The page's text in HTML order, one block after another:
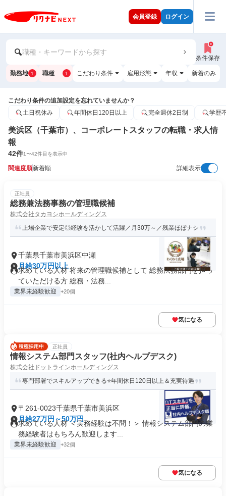
会員登録 ログイン
職種・キーワードから探す
条件保存
勤務地 1 職種 1 こだわり条件 雇用形態 年収 新着のみ
こだわり条件の追加設定を忘れていませんか？
土日祝休み
年間休日120日以上 完全週休2日制 学歴
美浜区（千葉市）、コーポレートスタッフの転職・求人情
報
42件1〜42件目を表示中
関連度順新着順 詳細表示
正社員
総務兼法務事務の管理職候補
株式会社タカヨシホールディングス
上場企業で安定◎経験を活かして活躍／月30万～／残業ほぼナシ
千葉県千葉市美浜区中瀬
月給30万円以上
求めている人材 将来の管理職候補として 総務法務部門を担っ
ていただける方 総務・法務...
業界未経験歓迎 +20個
気になる
正社員
情報システム部門スタッフ(社内ヘルプデスク)
株式会社ドットラインホールディングス
専門部署でスキルアップできる⭐年間休日120日以上＆充実待遇
〒261-0023千葉県千葉市美浜区
月給27万円～50万円
求めている人材 ＜実務経験は不問！＞ 情報システム部門の業
務経験者はもちろん歓迎します...
業界未経験歓迎 +32個
気になる